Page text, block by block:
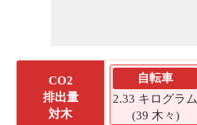
CO2
排出量
対木
自転車
2.33 キログラム
(39 木々)